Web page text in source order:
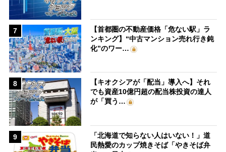
7
【首都圏の不動産価格「危ない駅」ラ
ンキング】“中古マンション売れ行き鈍
化”のワー…
8
【キオクシアが「配当」導入へ】それ
でも資産10億円超の配当株投資の達人
が「買う…
9
「北海道で知らない人はいない！」道
民熱愛のカップ焼きそば「やきそば弁